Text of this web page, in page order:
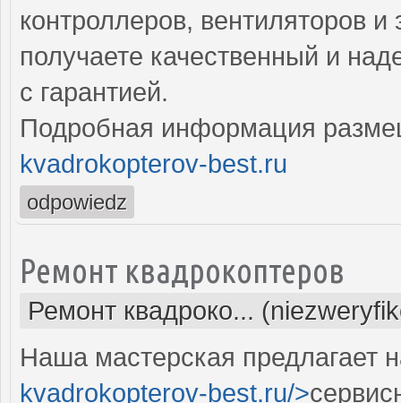
контроллеров, вентиляторов
получаете качественный и
с гарантией.
Подробная информация
kvadrokopterov-best.ru
odpowiedz
Ремонт квадрокоптеров
Ремонт квадроко...
Наша мастерская предлагает
kvadrokopterov-best.ru/>